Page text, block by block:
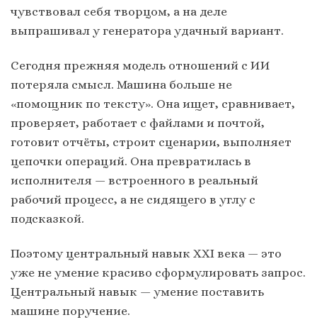
чувствовал себя творцом, а на деле
выпрашивал у генератора удачный вариант.
Сегодня прежняя модель отношений с ИИ
потеряла смысл. Машина больше не
«помощник по тексту». Она ищет, сравнивает,
проверяет, работает с файлами и почтой,
готовит отчёты, строит сценарии, выполняет
цепочки операций. Она превратилась в
исполнителя — встроенного в реальный
рабочий процесс, а не сидящего в углу с
подсказкой.
Поэтому центральный навык XXI века — это
уже не умение красиво сформулировать запрос.
Центральный навык — умение поставить
машине поручение.